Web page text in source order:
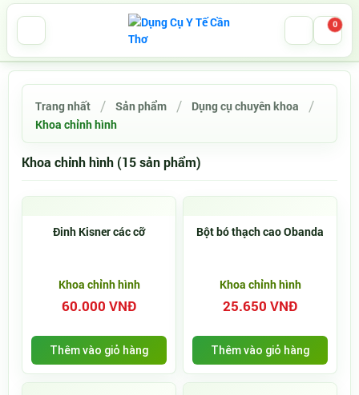
0
Trang nhất Sản phẩm
Dụng cụ chuyên khoa
Khoa chỉnh hình
Khoa chỉnh hình (15 sản phẩm)
Đinh Kisner các cỡ
Khoa chỉnh hình
60.000 VNĐ
Thêm vào giỏ hàng
Bột bó thạch cao Obanda
Khoa chỉnh hình
25.650 VNĐ
Thêm vào giỏ hàng